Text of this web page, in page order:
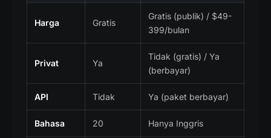
Harga Gratis
Gratis (publik) / $49-
399/bulan
Privat Ya
Tidak (gratis) / Ya
(berbayar)
API Tidak Ya (paket berbayar)
Bahasa 20 Hanya Inggris